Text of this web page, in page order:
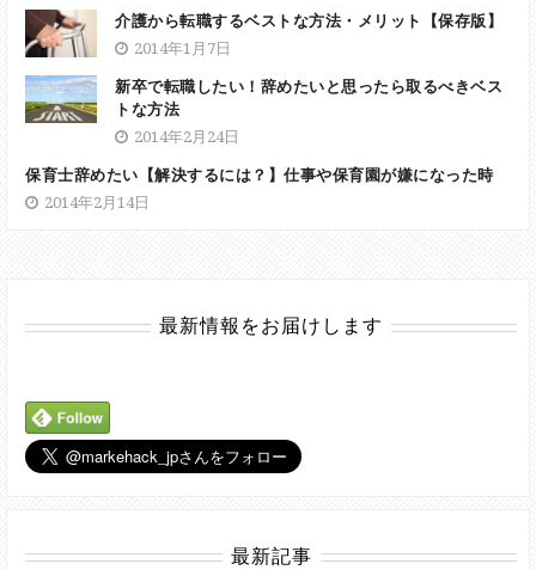
介護から転職するベストな方法・メリット【保存版】
2014年1月7日
新卒で転職したい！辞めたいと思ったら取るべきベス
トな方法
2014年2月24日
保育士辞めたい【解決するには？】仕事や保育園が嫌になった時
2014年2月14日
最新情報をお届けします
最新記事